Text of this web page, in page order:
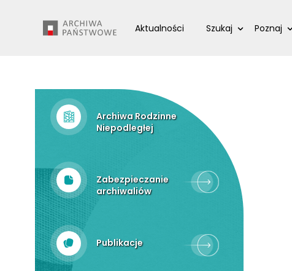
Aktualności Szukaj Poznaj
Archiwa Rodzinne
Niepodległej
Zabezpieczanie
archiwaliów
Publikacje